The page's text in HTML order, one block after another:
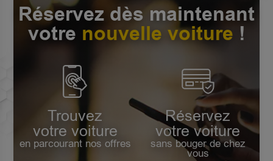
Réservez dès maintenant
votre nouvelle voiture !
Trouvez
votre voiture
en parcourant nos offres
Réservez
votre voiture
sans bouger de chez
vous